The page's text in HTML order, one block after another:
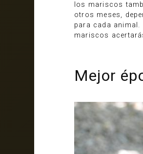
los mariscos
otros meses,
para cada
mariscos
Mejor